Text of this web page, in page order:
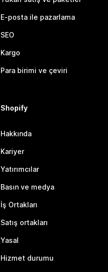
E-posta ile pazarlama
SEO
Kargo
Para birimi ve çeviri
Shopify
Hakkında
Kariyer
Yatırımcılar
Basın ve medya
İş Ortakları
Satış ortakları
Yasal
Hizmet durumu